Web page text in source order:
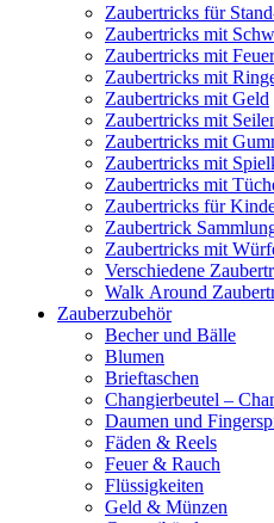
Zaubertricks für
Zaubertricks mit
Zaubertricks mit Feuer
Zaubertricks mit
Zaubertricks mit Geld
Zaubertricks mit
Zaubertricks mit
Zaubertricks mit
Zaubertricks mit
Zaubertricks für
Zaubertrick
Zaubertricks mit
Verschiedene
Walk Around
Zauberzubehör
Becher und Bälle
Blumen
Brieftaschen
Changierbeutel –
Daumen und
Fäden & Reels
Feuer & Rauch
Flüssigkeiten
Geld & Münzen